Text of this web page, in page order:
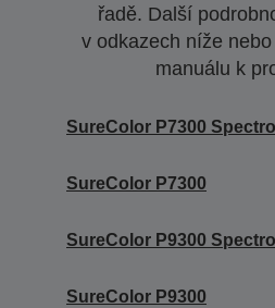
řadě. Další
v odkazech níže
manuálu k
SureColor P7300 Spectro
SureColor P7300
SureColor P9300 Spectro
SureColor P9300